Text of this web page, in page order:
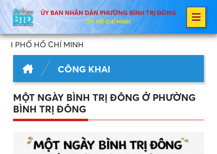
ỦY BAN NHÂN DÂN PHƯỜNG BÌNH TRỊ ĐÔNG
TP. HỒ CHÍ MINH
HỒ CHÍ MINH
CÔNG KHAI
MỘT NGÀY BÌNH TRỊ ĐÔNG Ở PHƯỜNG
BÌNH TRỊ ĐÔNG